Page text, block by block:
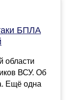
БПЛА
области
ВСУ. Об
Ещё одна